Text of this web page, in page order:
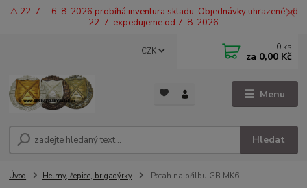
⚠️ 22. 7. – 6. 8. 2026 probíhá inventura skladu. Objednávky uhrazené od
22. 7. expedujeme od 7. 8. 2026
Menu
CZK
Hledat
0 ks
za 0,00 Kč
Úvod Helmy, čepice, brigadýrky Potah na přilbu GB MK6